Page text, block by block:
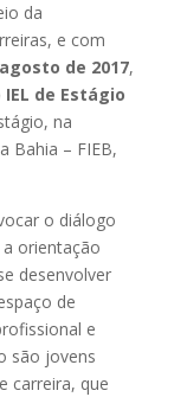
da
e com
de 2017,
de Estágio
na
Bahia – FIEB,
o diálogo
orientação
desenvolver
de
e
são jovens
carreira, que